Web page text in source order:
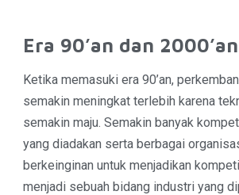
Era 90’an dan 2000’an
Ketika memasuki era 90’an,
semakin meningkat terlebih karena
semakin maju. Semakin banyak
yang diadakan serta berbagai
berkeinginan untuk menjadikan
menjadi sebuah bidang industri yang